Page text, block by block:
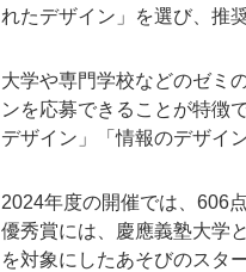
れたデザイン」を選び、推
大学や専門学校などのゼミ
ンを応募できることが特徴
デザイン」「情報のデザイ
2024年度の開催では、606
優秀賞には、慶應義塾大学
を対象にしたあそびのスタ